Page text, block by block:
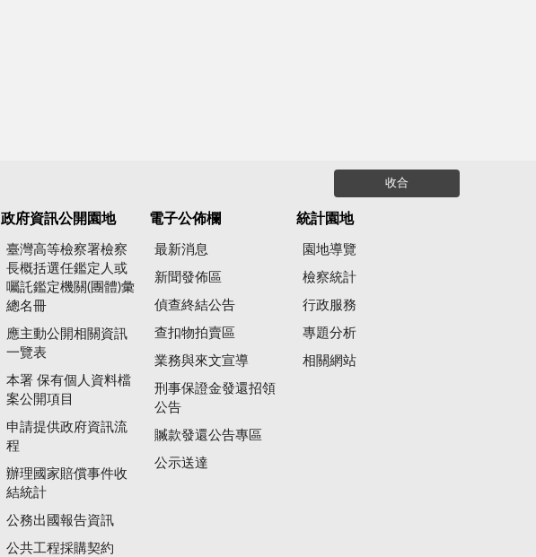
收合
政府資訊公開園地
臺灣高等檢察署檢察
長概括選任鑑定人或
囑託鑑定機關(團體)彙
總名冊
應主動公開相關資訊
一覽表
本署 保有個人資料檔
案公開項目
申請提供政府資訊流
程
辦理國家賠償事件收
結統計
公務出國報告資訊
公共工程採購契約
電子公佈欄
最新消息
新聞發佈區
偵查終結公告
查扣物拍賣區
業務與來文宣導
刑事保證金發還招領
公告
贓款發還公告專區
公示送達
統計園地
園地導覽
檢察統計
行政服務
專題分析
相關網站